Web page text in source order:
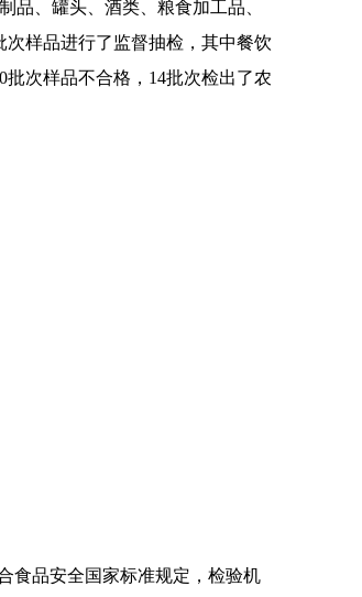
品、罐头、酒类、粮食加工品、
样品进行了监督抽检，其中餐饮
次样品不合格，14批次检出了农
品安全国家标准规定，检验机